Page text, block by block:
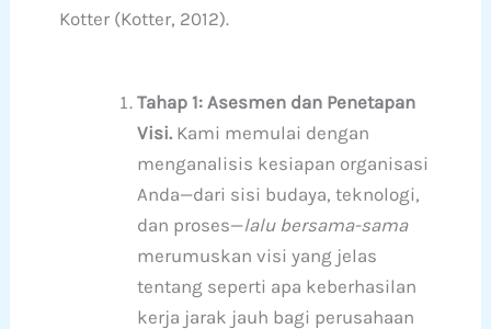
Kotter (Kotter, 2012).
Tahap 1: Asesmen dan Penetapan
Visi. Kami memulai dengan
menganalisis kesiapan organisasi
Anda—dari sisi budaya, teknologi,
dan proses—lalu bersama-sama
merumuskan visi yang jelas
tentang seperti apa keberhasilan
kerja jarak jauh bagi perusahaan